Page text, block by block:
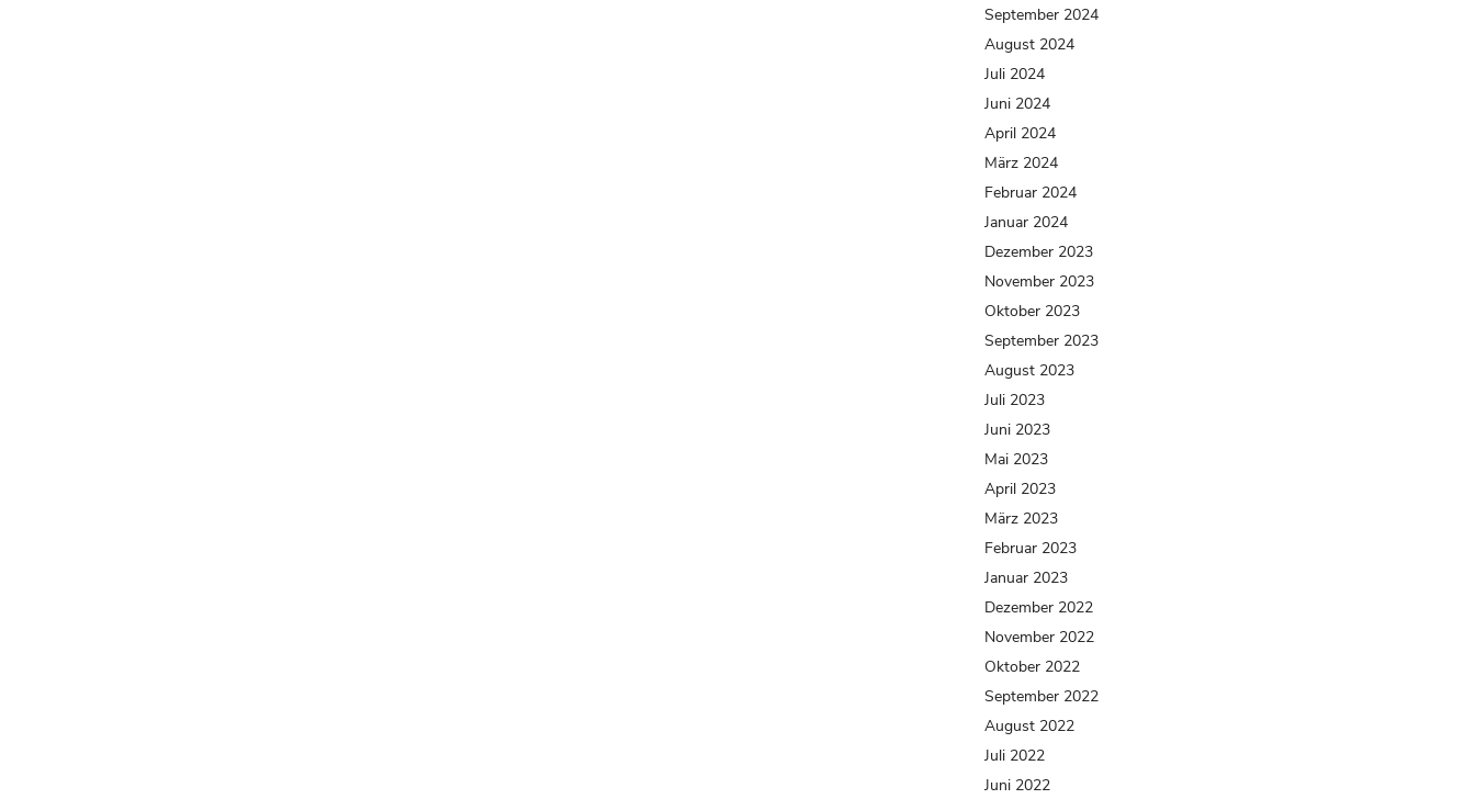
September 2024
August 2024
Juli 2024
Juni 2024
April 2024
März 2024
Februar 2024
Januar 2024
Dezember 2023
November 2023
Oktober 2023
September 2023
August 2023
Juli 2023
Juni 2023
Mai 2023
April 2023
März 2023
Februar 2023
Januar 2023
Dezember 2022
November 2022
Oktober 2022
September 2022
August 2022
Juli 2022
Juni 2022